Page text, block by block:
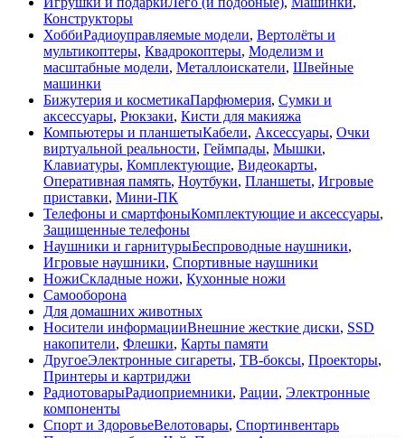
Конструкторы
ХоббиРадиоуправляемые модели, Вертолёты и
мультикоптеры, Квадрокоптеры, Моделизм и
масштабные модели, Металлоискатели, Швейные
машинки
Бижутерия и косметикаПарфюмерия, Сумки и
аксессуары, Рюкзаки, Кисти для макияжа
Компьютеры и планшетыКабели, Аксессуары, Очки
виртуальной реальности, Геймпады, Мышки,
Клавиатуры, Комплектующие, Видеокарты,
Оперативная память, Ноутбуки, Планшеты, Игровые
приставки, Мини-ПК
Телефоны и смартфоныКомплектующие и аксессуары,
Защищенные телефоны
Наушники и гарнитурыБеспроводные наушники,
Игровые наушники, Спортивные наушники
НожиСкладные ножи, Кухонные ножи
Самооборона
Для домашних животных
Носители информацииВнешние жесткие диски, SSD
накопители, Флешки, Карты памяти
ДругоеЭлектронные сигареты, ТВ-боксы, Проекторы,
Принтеры и картриджи
РадиотоварыРадиоприемники, Рации, Электронные
компоненты
Спорт и ЗдоровьеВелотовары, Спортинвентарь